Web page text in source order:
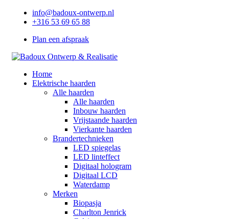
info@badoux-ontwerp.nl
+316 53 69 65 88
Plan een afspraak
Home
Elektrische haarden
Alle haarden
Alle haarden
Inbouw haarden
Vrijstaande haarden
Vierkante haarden
Brandertechnieken
LED spiegelas
LED linteffect
Digitaal hologram
Digitaal LCD
Waterdamp
Merken
Biopasja
Charlton Jenrick